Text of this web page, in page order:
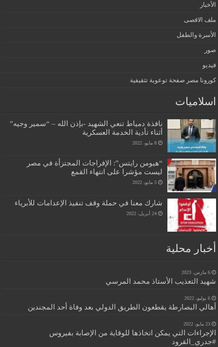
الأخبار
ملف الاقصى
الأسرة والطفل
صور
فيديو
كورونا مصر صفحة توعوية تثقيفية
اسلاميات
نافذة دمياط تنعي الشهيد -بإذن الله – “سمير وجيه”
أثناء تأدية الخدمة العسكرية
8 مايو، 2022
“هيومن رايتس”: الإفراجات المجتزأة في مصر
ليست مؤشرا على انتهاء القمع
5 مايو، 2022
شارك معنا في حملة وقف تنفيذ الإعدامات للأبرياء
24 أبريل، 2022
أخبار محلية
6 مارس، 2023
شهيد التعذيب الأستاذ محمد المرسي
6 يوليو، 2022
أهالي البصارطة يقطعون الطريق الدولي بعد وفاة أحد المجندين
23 مايو، 2022
الإجراءات التي يمكن اتخاذها للوقاية من الإصابة بفيروس
#جدري_القرود